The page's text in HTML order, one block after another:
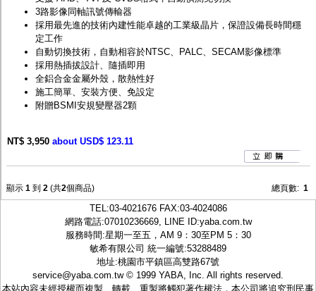
3路影像同軸訊號傳輸器
採用最先進的技術內建性能卓越的工業級晶片，保證設備長時間穩
定工作
自動切換技術，自動相容於NTSC、PALC、SECAM影像標準
採用熱插拔設計、隨插即用
全鋁合金金屬外殼，散熱性好
施工簡單、安裝方便、免設定
附贈BSMI安規變壓器2顆
NT$ 3,950 about USD$ 123.11
顯示 1 到 2 (共2個商品) 總頁數: 1
TEL:03-4021676FAX:03-4024086
網路電話:07010236669, LINE ID:yaba.com.tw
服務時間:星期一至五，AM 9：30至PM 5：30
敏希有限公司 統一編號:53288489
地址:桃園市平鎮區高雙路67號
service@yaba.com.tw© 1999 YABA, Inc. All rights reserved.
本站內容未經授權而複製、轉載、重製將觸犯著作權法，本公司將追究刑民事